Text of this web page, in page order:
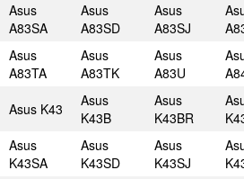
Asus
A83SA
Asus
A83SD
Asus
A83SJ
Asus
A83TA
Asus
A83TK
Asus
A83U
Asus K43
Asus
K43B
Asus
K43BR
Asus
K43SA
Asus
K43SD
Asus
K43SJ